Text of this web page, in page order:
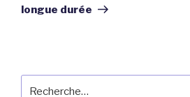
longue durée